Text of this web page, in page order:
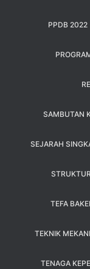
PPDB 2022
SAMBUTAN
SEJARAH
TEFA
TEKNIK
TENAGA